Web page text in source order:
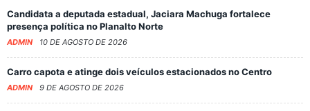
Candidata a deputada estadual, Jaciara Machuga fortalece
presença política no Planalto Norte
ADMIN 10 DE AGOSTO DE 2026
Carro capota e atinge dois veículos estacionados no Centro
ADMIN 9 DE AGOSTO DE 2026